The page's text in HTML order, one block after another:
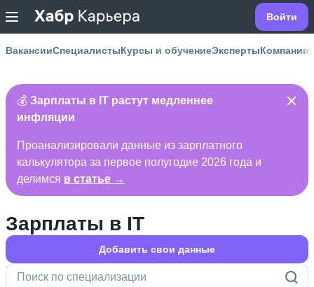
Войти
ВакансииСпециалистыКурсы и обучениеЭкспертыКомпании
💰 Зарплаты в IT растут медленнее
инфляции
Проанализировали данные из зарплатного
калькулятора за первое полугодие 2026 года и
делимся в статье →
Зарплаты в IT
Добавить свои данные